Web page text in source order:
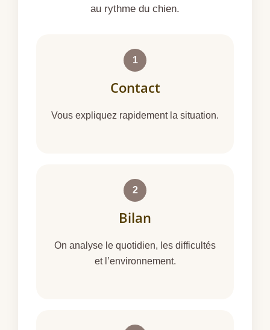
au rythme du chien.
1
Contact
Vous expliquez rapidement la situation.
2
Bilan
On analyse le quotidien, les difficultés
et l’environnement.